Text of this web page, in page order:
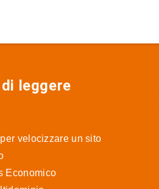
leggere
velocizzare un sito
Economico